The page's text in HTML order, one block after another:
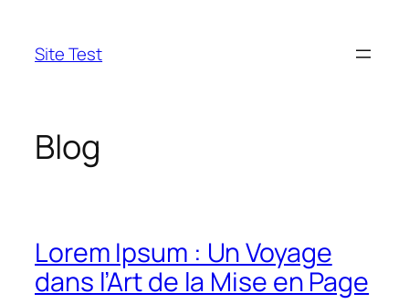
contenu
Site Test
Blog
Lorem Ipsum : Un Voyage
dans l’Art de la Mise en Page